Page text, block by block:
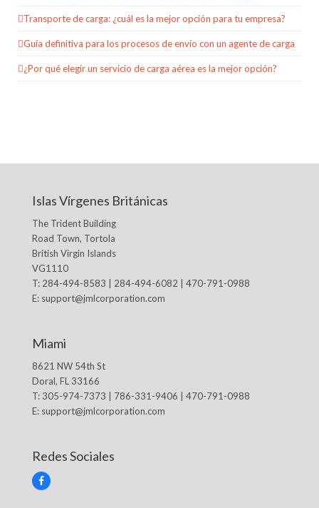
Transporte de carga: ¿cuál es la mejor opción para tu empresa?
Guía definitiva para los procesos de envío con un agente de carga
¿Por qué elegir un servicio de carga aérea es la mejor opción?
Islas Vírgenes Británicas
The Trident Building
Road Town, Tortola
British Virgin Islands
VG1110
T: 284-494-8583 | 284-494-6082 | 470-791-0988
E: support@jmlcorporation.com
Miami
8621 NW 54th St
Doral, FL 33166
T: 305-974-7373 | 786-331-9406 | 470-791-0988
E: support@jmlcorporation.com
Redes Sociales
F